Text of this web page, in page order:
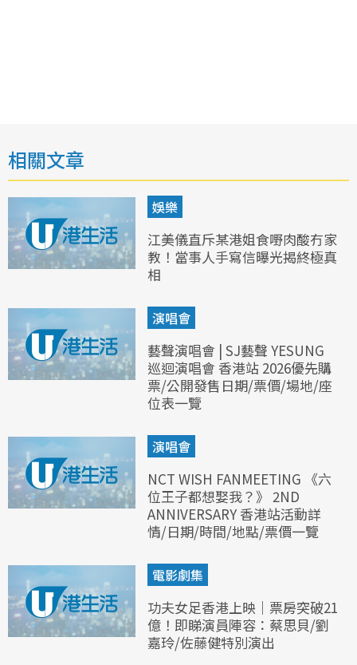
相關文章
娛樂
江美儀直斥某港姐食嘢肉酸冇家
教！當事人手寫信曝光揭終極真
相
演唱會
藝聲演唱會 | SJ藝聲 YESUNG
巡迴演唱會 香港站 2026優先購
票/公開發售日期/票價/場地/座
位表一覽
演唱會
NCT WISH FANMEETING 《六
位王子都想娶我？》 2ND
ANNIVERSARY 香港站活動詳
情/日期/時間/地點/票價一覽
電影劇集
功夫女足香港上映｜票房突破21
億！即睇演員陣容：蔡思貝/劉
嘉玲/佐藤健特別演出